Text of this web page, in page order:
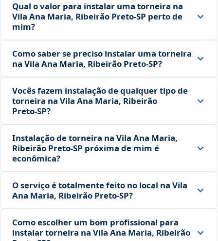
Qual o valor para instalar uma torneira na
Vila Ana Maria, Ribeirão Preto‑SP perto de
mim?
Como saber se preciso instalar uma torneira
na Vila Ana Maria, Ribeirão Preto‑SP?
Vocês fazem instalação de qualquer tipo de
torneira na Vila Ana Maria, Ribeirão
Preto‑SP?
Instalação de torneira na Vila Ana Maria,
Ribeirão Preto‑SP próxima de mim é
econômica?
O serviço é totalmente feito no local na Vila
Ana Maria, Ribeirão Preto‑SP?
Como escolher um bom profissional para
instalar torneira na Vila Ana Maria, Ribeirão